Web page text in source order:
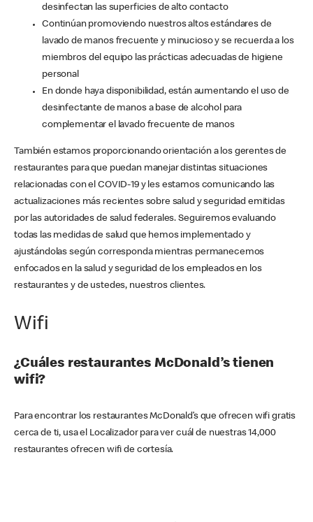
desinfectan las superficies de alto contacto
Continúan promoviendo nuestros altos estándares de
lavado de manos frecuente y minucioso y se recuerda a los
miembros del equipo las prácticas adecuadas de higiene
personal
En donde haya disponibilidad, están aumentando el uso de
desinfectante de manos a base de alcohol para
complementar el lavado frecuente de manos
También estamos proporcionando orientación a los gerentes de
restaurantes para que puedan manejar distintas situaciones
relacionadas con el COVID-19 y les estamos comunicando las
actualizaciones más recientes sobre salud y seguridad emitidas
por las autoridades de salud federales. Seguiremos evaluando
todas las medidas de salud que hemos implementado y
ajustándolas según corresponda mientras permanecemos
enfocados en la salud y seguridad de los empleados en los
restaurantes y de ustedes, nuestros clientes.
Wifi
¿Cuáles restaurantes McDonald’s tienen
wifi?
Para encontrar los restaurantes McDonald’s que ofrecen wifi gratis
cerca de ti, usa el Localizador para ver cuál de nuestras 14,000
restaurantes ofrecen wifi de cortesía.